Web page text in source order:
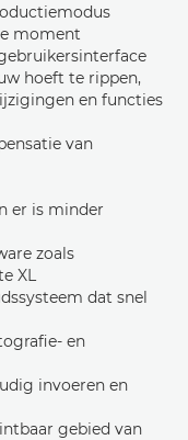
moment
hoeft te rippen,
en functies
van
er is minder
zoals
XL
dat snel
en
invoeren en
gebied van